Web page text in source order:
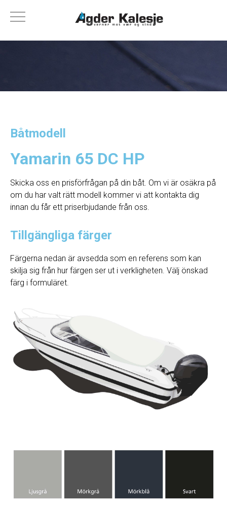
Båtmodell
Yamarin 65 DC HP
Skicka oss en prisförfrågan på din båt. Om vi ​​är osäkra på
om du har valt rätt modell kommer vi att kontakta dig
innan du får ett priserbjudande från oss.
Tillgängliga färger
Färgerna nedan är avsedda som en referens som kan
skilja sig från hur färgen ser ut i verkligheten. Välj önskad
färg i formuläret.